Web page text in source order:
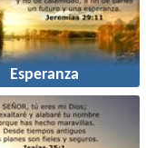
Esperanza